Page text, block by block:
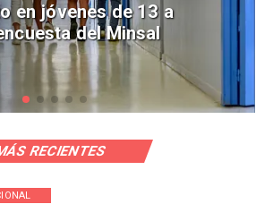
del Parque
con inversión de $4
RECIENTES